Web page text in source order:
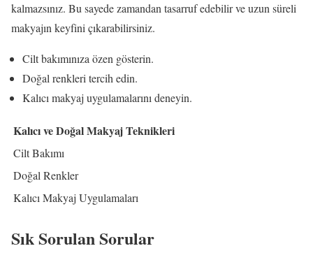
kalmazsınız. Bu sayede zamandan tasarruf edebilir ve uzun süreli
makyajın keyfini çıkarabilirsiniz.
Cilt bakımınıza özen gösterin.
Doğal renkleri tercih edin.
Kalıcı makyaj uygulamalarını deneyin.
Kalıcı ve Doğal Makyaj Teknikleri
Cilt Bakımı
Doğal Renkler
Kalıcı Makyaj Uygulamaları
Sık Sorulan Sorular